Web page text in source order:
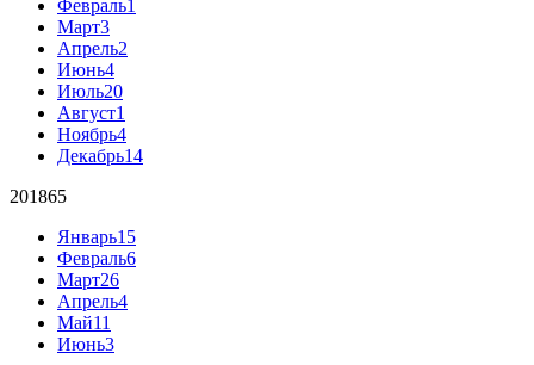
Февраль1
Март3
Апрель2
Июнь4
Июль20
Август1
Ноябрь4
Декабрь14
201865
Январь15
Февраль6
Март26
Апрель4
Май11
Июнь3